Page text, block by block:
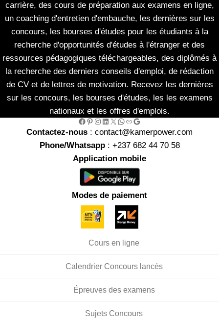
carrière, des cours de préparation aux examens en ligne,
un coaching d'entretien d'embauche, les dernières sur les
concours, les bourses d'études pour les étudiants à la
recherche d'opportunités d'études à l'étranger et des
ressources pédagogiques téléchargeables, des diplômés à
la recherche des derniers conseils d'emploi, de rédaction
de CV et de lettres de motivation. Recevez les dernières
sur les concours, les bourses d'études, les les examens
nationaux et les offres d'emplois.
Facebook Pinterest Instagram LinkedIn X WhatsApp Link Google
Contactez-nous : contact@kamerpower.com
Phone/Whatsapp: +237 682 44 70 58
Application mobile
Modes de paiement
Cours en ligne
Calendrier Concours lancés
Épreuves des examens
Sujets Concours